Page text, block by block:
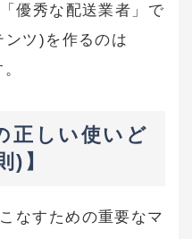
優秀な配送業者」で
ツ)を作るのは
正しい使いど
)】
なすための重要なマ